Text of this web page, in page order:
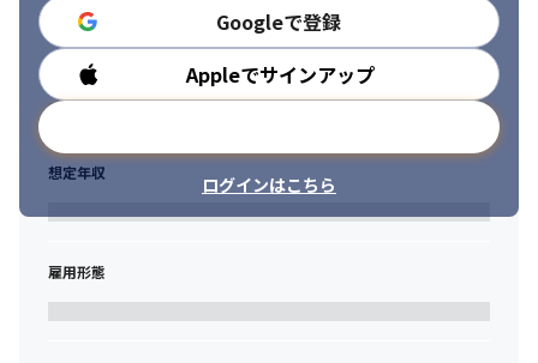
Googleで登録
Appleでサインアップ
ログインはこちら
勤務時間
想定年収
雇用形態